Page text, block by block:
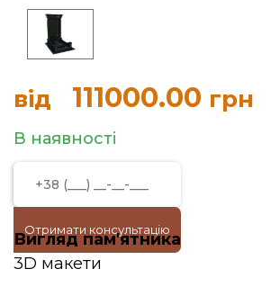
від 111000.00 грн
В наявності
Отримати консультацію
Вигляд пам'ятника
3D макети